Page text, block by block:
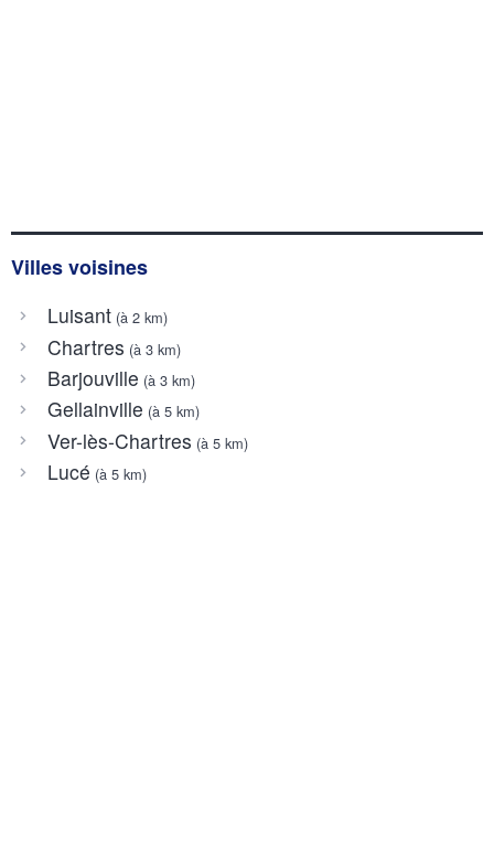
Villes voisines
Luisant(à 2 km)
Chartres (à 3 km)
Barjouville (à 3 km)
Gellainville (à 5 km)
Ver-lès-Chartres (à 5 km)
Lucé (à 5 km)